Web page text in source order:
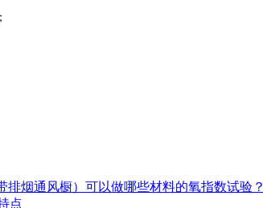
排烟通风橱）可以做哪些材料的氧指数试验？
点